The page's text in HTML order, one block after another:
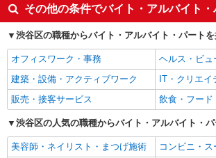
その他の条件でバイト・アルバイト
渋谷区の職種からバイト・アルバイト・パート
オフィスワーク・事務
ヘルス・ビュ
建築・設備・アクティブワーク
IT・クリエイ
販売・接客サービス
飲食・フード
渋谷区の人気の職種からバイト・アルバイト・
美容師・ネイリスト・まつげ施術
コンビニ・ス